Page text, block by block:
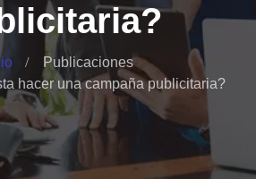
Publicaciones
hacer una campaña publicitaria?